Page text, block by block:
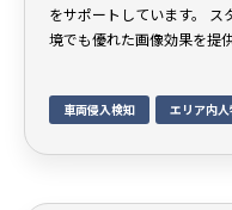
をサポートしています。
境でも優れた画像効果を提供
車両侵入検知 エリア内